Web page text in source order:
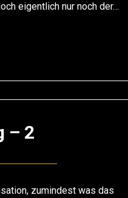
eigentlich nur noch der…
– 2
zumindest was das